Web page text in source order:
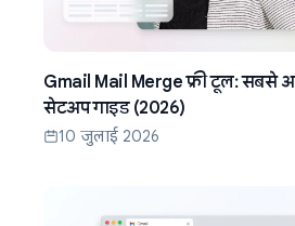
Gmail Mail Merge फ्री टूल: सबसे
सेटअप गाइड (2026)
10 जुलाई 2026